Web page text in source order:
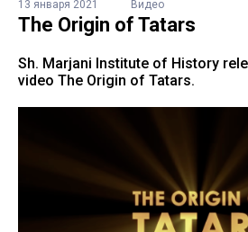
13 января 2021 Видео
The Origin of Tatars
Sh. Marjani Institute of History
video The Origin of Tatars.